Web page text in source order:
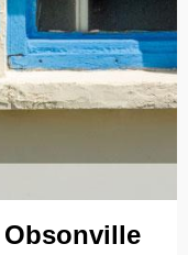
Obsonville